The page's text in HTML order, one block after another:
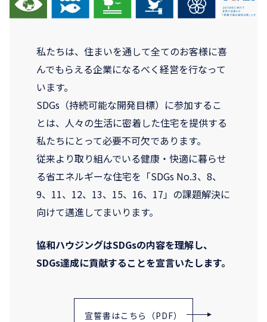
私たちは、住まいを通して全てのお客様に喜
んでもらえる企業になるべく経営を行なって
います。
SDGs（持続可能な開発目標）に参加するこ
とは、人々の生活に密着した住宅を提供する
私たちにとって必要不可欠であります。
従来より取り組んでいる健康・快適に暮らせ
る省エネルギーな住宅を「SDGs No.3、8、
9、11、12、13、15、16、17」の課題解決に
向けて邁進してまいります。
協和ハウジングはSDGsの内容を理解し、
SDGs達成に貢献することを宣言いたします。
宣誓書はこちら（PDF）